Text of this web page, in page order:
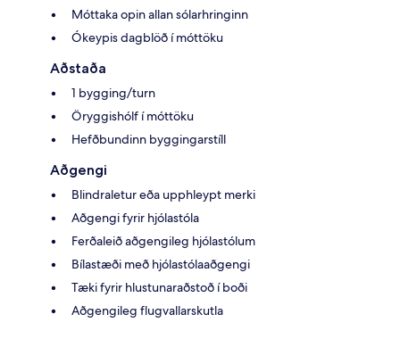
Móttaka opin allan sólarhringinn
Ókeypis dagblöð í móttöku
Aðstaða
1 bygging/turn
Öryggishólf í móttöku
Hefðbundinn byggingarstíll
Aðgengi
Blindraletur eða upphleypt merki
Aðgengi fyrir hjólastóla
Ferðaleið aðgengileg hjólastólum
Bílastæði með hjólastólaaðgengi
Tæki fyrir hlustunaraðstoð í boði
Aðgengileg flugvallarskutla